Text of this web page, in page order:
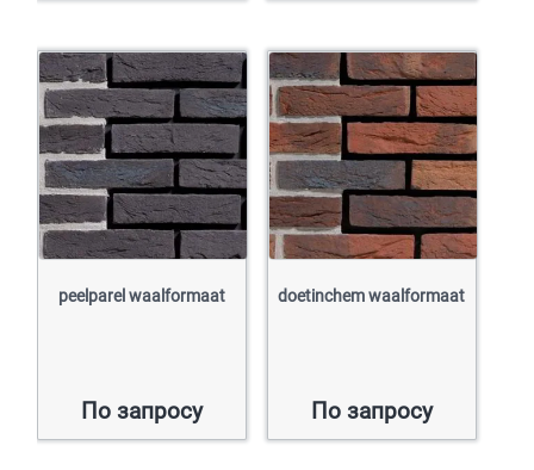
peelparel waalformaat
По запросу
doetinchem waalformaat
По запросу